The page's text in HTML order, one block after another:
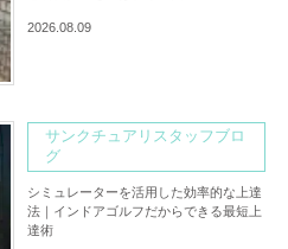
2026.08.09
サンクチュアリスタッフブロ
グ
シミュレーターを活用した効率的な上達
法｜インドアゴルフだからできる最短上
達術